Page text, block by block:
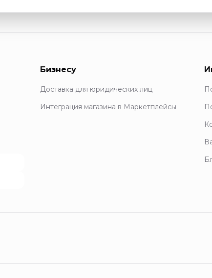
Бизнесу
Доставка для юридических лиц
Интеграция магазина в Маркетплейсы